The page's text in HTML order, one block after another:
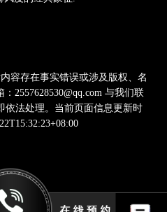
容存在事实错误或涉及版权、名
2557628530@qq.com 与我们联
依法处理。当前页面信息更新时